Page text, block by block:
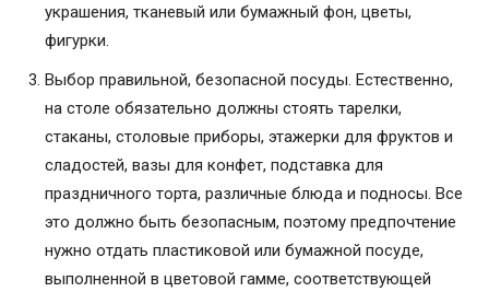
украшения, тканевый или бумажный фон, цветы,
фигурки.
Выбор правильной, безопасной посуды. Естественно,
на столе обязательно должны стоять тарелки,
стаканы, столовые приборы, этажерки для фруктов и
сладостей, вазы для конфет, подставка для
праздничного торта, различные блюда и подносы. Все
это должно быть безопасным, поэтому предпочтение
нужно отдать пластиковой или бумажной посуде,
выполненной в цветовой гамме, соответствующей